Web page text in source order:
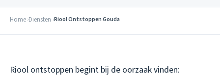
Home Diensten Riool Ontstoppen Gouda
Riool ontstoppen begint bij de oorzaak vinden: